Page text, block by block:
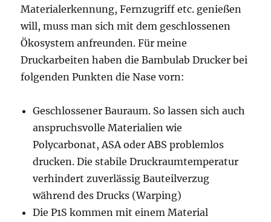
Materialerkennung, Fernzugriff etc. genießen
will, muss man sich mit dem geschlossenen
Ökosystem anfreunden. Für meine
Druckarbeiten haben die Bambulab Drucker bei
folgenden Punkten die Nase vorn:
Geschlossener Bauraum. So lassen sich auch
anspruchsvolle Materialien wie
Polycarbonat, ASA oder ABS problemlos
drucken. Die stabile Druckraumtemperatur
verhindert zuverlässig Bauteilverzug
während des Drucks (Warping)
Die P1S kommen mit einem Material